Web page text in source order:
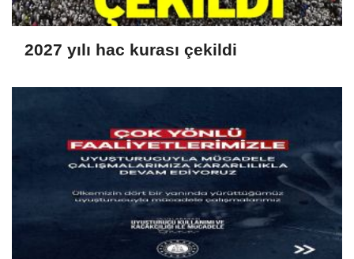
2027 yılı hac kurası çekildi